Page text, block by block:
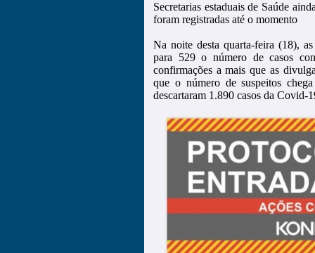
Secretarias estaduais de Saúde
foram registradas até o momento
Na noite desta quarta-feira (18),
para 529 o número de casos
confirmações a mais que as
que o número de suspeitos
descartaram 1.890 casos da Covid-